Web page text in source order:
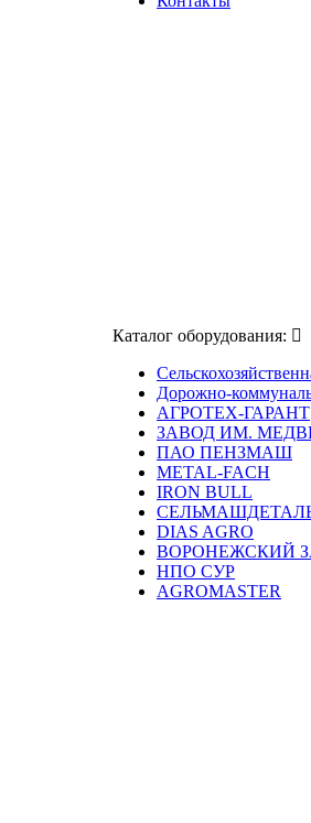
Каталог оборудования:
Дорожно-
АГРОТЕХ-ГАРАНТ
ЗАВОД ИМ.
ПАО ПЕНЗМАШ
METAL-FACH
IRON BULL
DIAS AGRO
ВОРОНЕЖСКИЙ
НПО СУР
AGROMASTER